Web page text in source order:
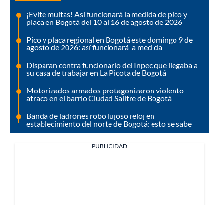
¡Evite multas! Así funcionará la medida de pico y
placa en Bogotá del 10 al 16 de agosto de 2026
Pico y placa regional en Bogotá este domingo 9 de
agosto de 2026: así funcionará la medida
Disparan contra funcionario del Inpec que llegaba a
su casa de trabajar en La Picota de Bogotá
Motorizados armados protagonizaron violento
atraco en el barrio Ciudad Salitre de Bogotá
Banda de ladrones robó lujoso reloj en
establecimiento del norte de Bogotá: esto se sabe
PUBLICIDAD